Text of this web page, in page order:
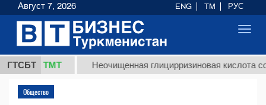
ГТСБТ
37,8 ТМТ Неочищенная глицирризиновая кислота
Общество
Август 7, 2026 ENG TM РУС